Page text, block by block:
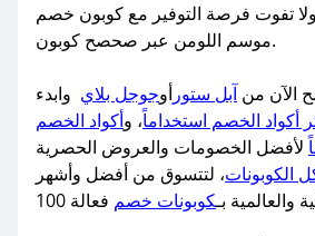
تفوت فرصة التوفير مع كوبون خصم
موسم اللومن عبر صحصح كوبون.
الآن من آبل ستور أوجوجل بلاي وابدء
أكواد الخصم استخداماً، وأكواد الخصم
الكوبونات، لتتسوق من أفضل وأشهر
والعالمية بـكوبونات خصم